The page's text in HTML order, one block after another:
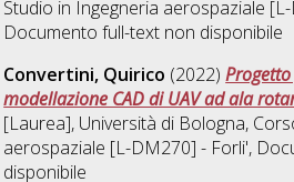
Studio in Ingegneria aerospaziale
Documento full-text non disponibile
Convertini, Quirico (2022)
modellazione CAD di UAV ad ala
[Laurea], Università di Bologna,
aerospaziale [L-DM270] - Forli',
disponibile